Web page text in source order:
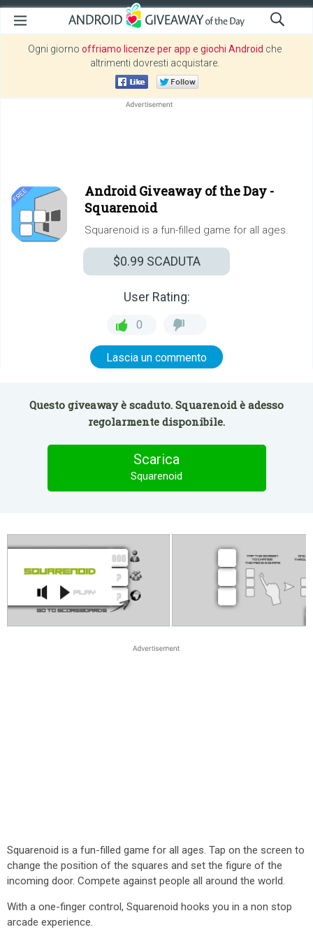
Ogni giorno offriamo licenze per app e giochi Android che
altrimenti dovresti acquistare.
Android Giveaway of the Day -
Squarenoid
Squarenoid is a fun-filled game for all ages.
$0.99 SCADUTA
User Rating:
0
Lascia un commento
Questo giveaway è scaduto. Squarenoid è adesso
regolarmente disponibile.
Scarica
Squarenoid
Squarenoid is a fun-filled game for all ages. Tap on the screen to
change the position of the squares and set the figure of the
incoming door. Compete against people all around the world.
With a one-finger control, Squarenoid hooks you in a non stop
arcade experience.